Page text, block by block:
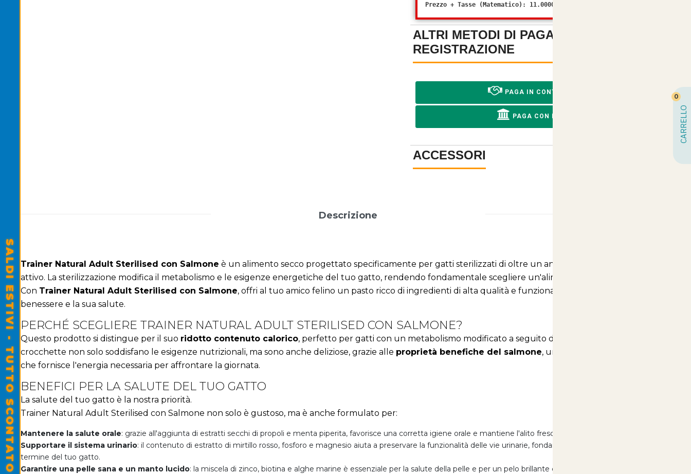
Prezzo + Tasse (Matematico): 11.000008
ALTRI METODI DI PAGAMENTO SENZA
REGISTRAZIONE
PAGA IN CONTRASSEGNO
PAGA CON BONIFICO
ACCESSORI
Descrizione
Trainer Natural Adult Sterilised con Salmone è un alimento secco progettato specificamente per gatti sterilizzati di oltre un anno, con uno stile di vita meno
attivo. La sterilizzazione modifica il metabolismo e le esigenze energetiche del tuo gatto, rendendo fondamentale scegliere un'alimentazione appropriata.
Con Trainer Natural Adult Sterilised con Salmone, offri al tuo amico felino un pasto ricco di ingredienti di alta qualità e funzionali, per garantire il suo
benessere e la sua salute.
PERCHÉ SCEGLIERE TRAINER NATURAL ADULT STERILISED CON SALMONE?
Questo prodotto si distingue per il suo ridotto contenuto calorico, perfetto per gatti con un metabolismo modificato a seguito della sterilizzazione. Le
crocchette non solo soddisfano le esigenze nutrizionali, ma sono anche deliziose, grazie alle proprietà benefiche del salmone, una fonte proteica eccellente
che fornisce l'energia necessaria per affrontare la giornata.
BENEFICI PER LA SALUTE DEL TUO GATTO
La salute del tuo gatto è la nostra priorità.
Trainer Natural Adult Sterilised con Salmone non solo è gustoso, ma è anche formulato per:
Mantenere la salute orale: grazie all'aggiunta di estratti secchi di propoli e menta piperita, favorisce una corretta igiene orale e mantiene l'alito fresco.
Supportare il sistema urinario: il contenuto di estratto di mirtillo rosso, fosforo e magnesio aiuta a preservare la funzionalità delle vie urinarie, fondamentale per il benessere a lungo
termine del tuo gatto.
Garantire una pelle sana e un manto lucido: la miscela di zinco, biotina e alghe marine è essenziale per la salute della pelle e per un pelo brillante e sano.
CARRELLO
0
SALDI ESTIVI - TUTTO SCONTATO